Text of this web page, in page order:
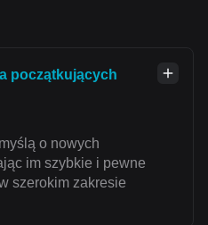
początkujących
o nowych
im szybkie i pewne
szerokim zakresie